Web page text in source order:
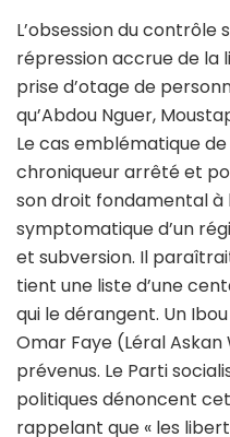
L’obsession du contrôle
répression accrue de la
prise d’otage de
qu’Abdou Nguer,
Le cas emblématique
chroniqueur arrêté et
son droit fondamental à
symptomatique d’un
et subversion. Il
tient une liste d’une
qui le dérangent. Un
Omar Faye (Léral
prévenus. Le Parti
politiques dénoncent
rappelant que « les